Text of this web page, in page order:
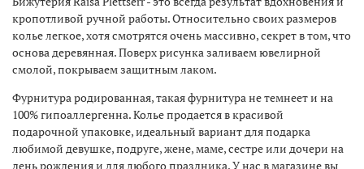
кропотливой ручной работы. Относительно своих размеров
колье легкое, хотя смотрятся очень массивно, секрет в том, что
основа деревянная. Поверх рисунка заливаем ювелирной
смолой, покрываем защитным лаком.
Фурнитура родированная, такая фурнитура не темнеет и на
100% гипоаллергенна. Колье продается в красивой
подарочной упаковке, идеальный вариант для подарка
любимой девушке, подруге, жене, маме, сестре или дочери на
день рождения и для любого праздника. У нас в магазине вы